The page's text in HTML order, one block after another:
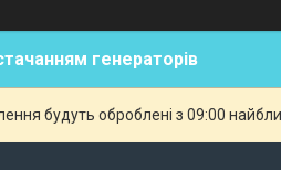
генераторів
будуть оброблені з 09:00